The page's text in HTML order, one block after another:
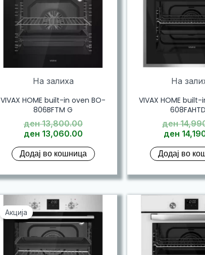
На залиха
VIVAX HOME built-in oven BO-
806BFTM G
ден13,800.00Original
price
ден 13,800.00.
ден 13,060.00Current
is:
ден 13,060.00.
Додај во кошница
На
VIVAX HOME
ден
ден
Додај во
Акција